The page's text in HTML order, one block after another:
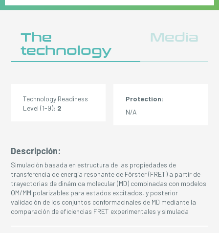
The
technology
Media
Descripción:
Simulación basada en estructura de las propiedades de
transferencia de energía resonante de Förster (FRET) a partir de
trayectorias de dinámica molecular (MD) combinadas con modelos
QM/MM polarizables para estados excitados, y posterior
validación de los conjuntos conformacinales de MD mediante la
comparación de eficiencias FRET experimentales y simulada
Technology Readiness
Level (1-9): 2
Protection:
N/A